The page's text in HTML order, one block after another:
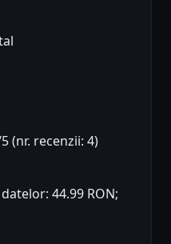
(nr. recenzii: 4)
44.99 RON;